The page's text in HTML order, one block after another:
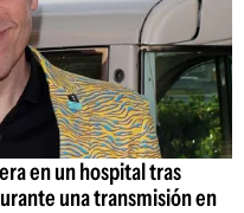
en un hospital tras
una transmisión en